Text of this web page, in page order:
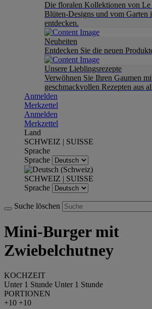
Die floralen Kollektionen von Le
Blüten-Designs und vom Garten
entdecken.
Neuheiten
Entdecken Sie die neuen
Unsere Lieblingsrezepte
Verwöhnen Sie Ihren Gaumen
geschmackvollen Rezepten aus
Anmelden
Merkzettel
Anmelden
Merkzettel
Land
SCHWEIZ | SUISSE
Sprache
Sprache
SCHWEIZ | SUISSE
Sprache
Suche löschen
Mini-Burger mit
Zwiebelchutney
KOCHZEIT
Unter 1 Stunde Unter 1 Stunde
PORTIONEN
+10 +10